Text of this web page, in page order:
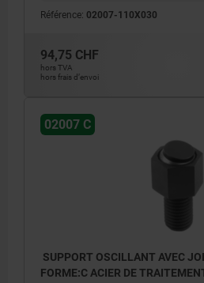
Référence: 02007-110X030
94,75 CHF
hors TVA
hors frais d’envoi
02007 C
SUPPORT OSCILLANT AVEC
FORME:C ACIER DE